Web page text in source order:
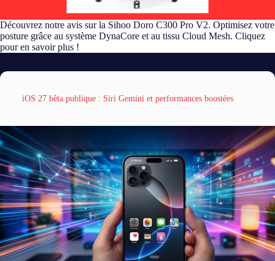
Découvrez notre avis sur la Sihoo Doro C300 Pro V2. Optimisez votre
posture grâce au système DynaCore et au tissu Cloud Mesh. Cliquez
pour en savoir plus !
iOS 27 bêta publique : Siri Gemini et performances boostées